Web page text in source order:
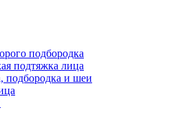
подбородка
подтяжка лица
подбородка и шеи